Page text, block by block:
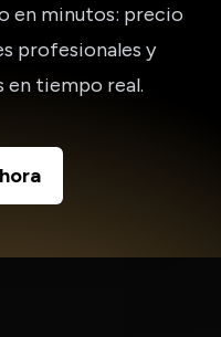
en minutos: precio
profesionales y
en tiempo real.